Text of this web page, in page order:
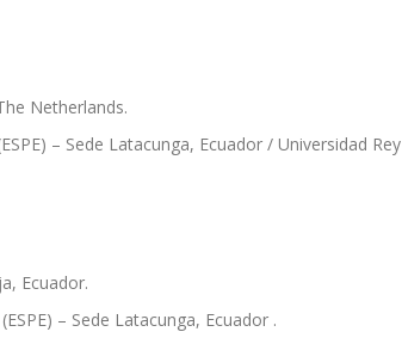
Netherlands.
– Sede Latacunga, Ecuador / Universidad Rey
Ecuador.
– Sede Latacunga, Ecuador .